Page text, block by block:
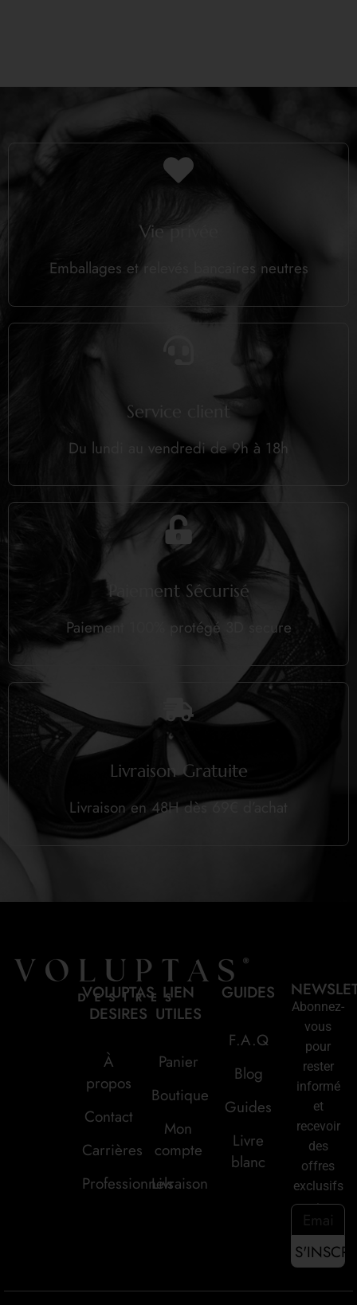
Vie privée
Emballages et relevés bancaires neutres
Service client
Du lundi au vendredi de 9h à 18h
Paiement Sécurisé
Paiement 100% protégé 3D secure
Livraison Gratuite
Livraison en 48H dès 69€ d’achat
VOLUPTAS
DESIRES
À
propos
Contact
Carrières
Professionnels
LIEN
UTILES
Panier
Boutique
Mon
compte
Livraison
GUIDES
F.A.Q
Blog
Guides
Livre
blanc
Abonnez-
vous
pour
rester
informé
et
recevoir
des
offres
exclusifs
: